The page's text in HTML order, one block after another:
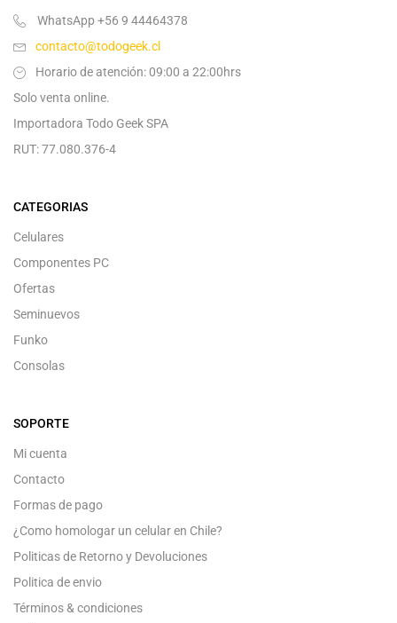
WhatsApp +56 9 44464378
contacto@todogeek.cl
Horario de atención: 09:00 a 22:00hrs
Solo venta online.
Importadora Todo Geek SPA
RUT: 77.080.376-4
CATEGORIAS
Celulares
Componentes PC
Ofertas
Seminuevos
Funko
Consolas
SOPORTE
Mi cuenta
Contacto
Formas de pago
¿Como homologar un celular en Chile?
Politicas de Retorno y Devoluciones
Politica de envio
Términos & condiciones